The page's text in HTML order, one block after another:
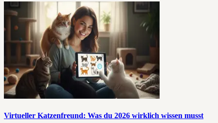
Virtueller Katzenfreund: Was du 2026 wirklich wissen musst